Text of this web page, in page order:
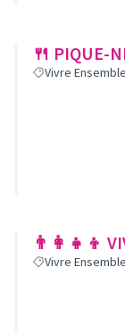
🍴 PIQUE-
Vivre Ensemble
👨‍👩‍👧‍👦
Vivre Ensemble